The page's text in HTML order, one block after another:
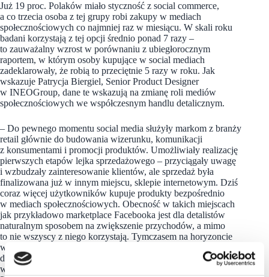
Już 19 proc. Polaków miało styczność z social commerce,
a co trzecia osoba z tej grupy robi zakupy w mediach
społecznościowych co najmniej raz w miesiącu. W skali roku
badani korzystają z tej opcji średnio ponad 7 razy –
to zauważalny wzrost w porównaniu z ubiegłorocznym
raportem, w którym osoby kupujące w social mediach
zadeklarowały, że robią to przeciętnie 5 razy w roku. Jak
wskazuje Patrycja Biergiel, Senior Product Designer
w INEOGroup, dane te wskazują na zmianę roli mediów
społecznościowych we współczesnym handlu detalicznym.
– Do pewnego momentu social media służyły markom z branży
retail głównie do budowania wizerunku, komunikacji
z konsumentami i promocji produktów. Umożliwiały realizację
pierwszych etapów lejka sprzedażowego – przyciągały uwagę
i wzbudzały zainteresowanie klientów, ale sprzedaż była
finalizowana już w innym miejscu, sklepie internetowym. Dziś
coraz więcej użytkowników kupuje produkty bezpośrednio
w mediach społecznościowych. Obecność w takich miejscach
jak przykładowo marketplace Facebooka jest dla detalistów
naturalnym sposobem na zwiększenie przychodów, a mimo
to nie wszyscy z niego korzystają. Tymczasem na horyzoncie
widać już nowe opcje – według przewidywań specjalistów jest
duża szansa na to, że TikTok Shop wejdzie na polski rynek
w 2026 roku. Funkcja ta wygenerowała w trzecim kwartale